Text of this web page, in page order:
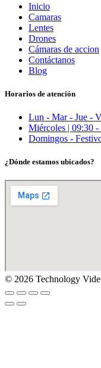
Inicio
Camaras
Lentes
Drones
Cámaras de accion
Contáctanos
Blog
Horarios de atención
Lun - Mar - Jue -
Miércoles | 09:30
Domingos -
¿Dónde estamos ubicados?
© 2026 Technology